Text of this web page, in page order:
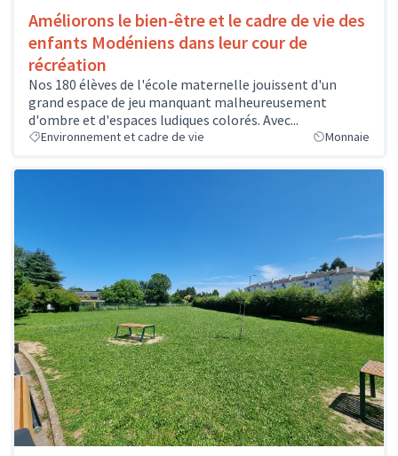
Améliorons le bien-être et le cadre de vie des
enfants Modéniens dans leur cour de
récréation
Nos 180 élèves de l'école maternelle jouissent d'un
grand espace de jeu manquant malheureusement
d'ombre et d'espaces ludiques colorés. Avec...
Environnement et cadre de vie Monnaie